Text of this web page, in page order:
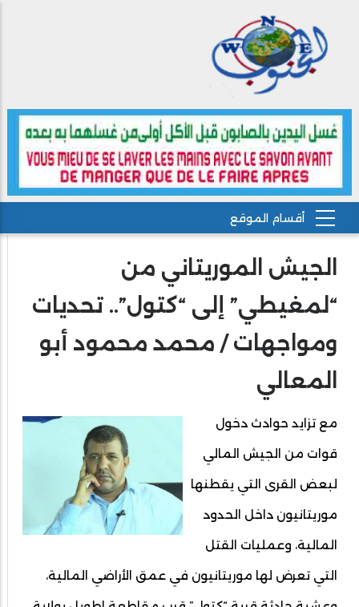
الجيش الموريتاني من
“لمغيطي” إلى “كتول”.. تحديات
ومواجهات / محمد محمود أبو
المعالي
مع تزايد حوادث دخول
قوات من الجيش المالي
لبعض القرى التي يقطنها
موريتانيون داخل الحدود
المالية، وعمليات القتل
التي تعرض لها موريتانيون في عمق الأراضي المالية،